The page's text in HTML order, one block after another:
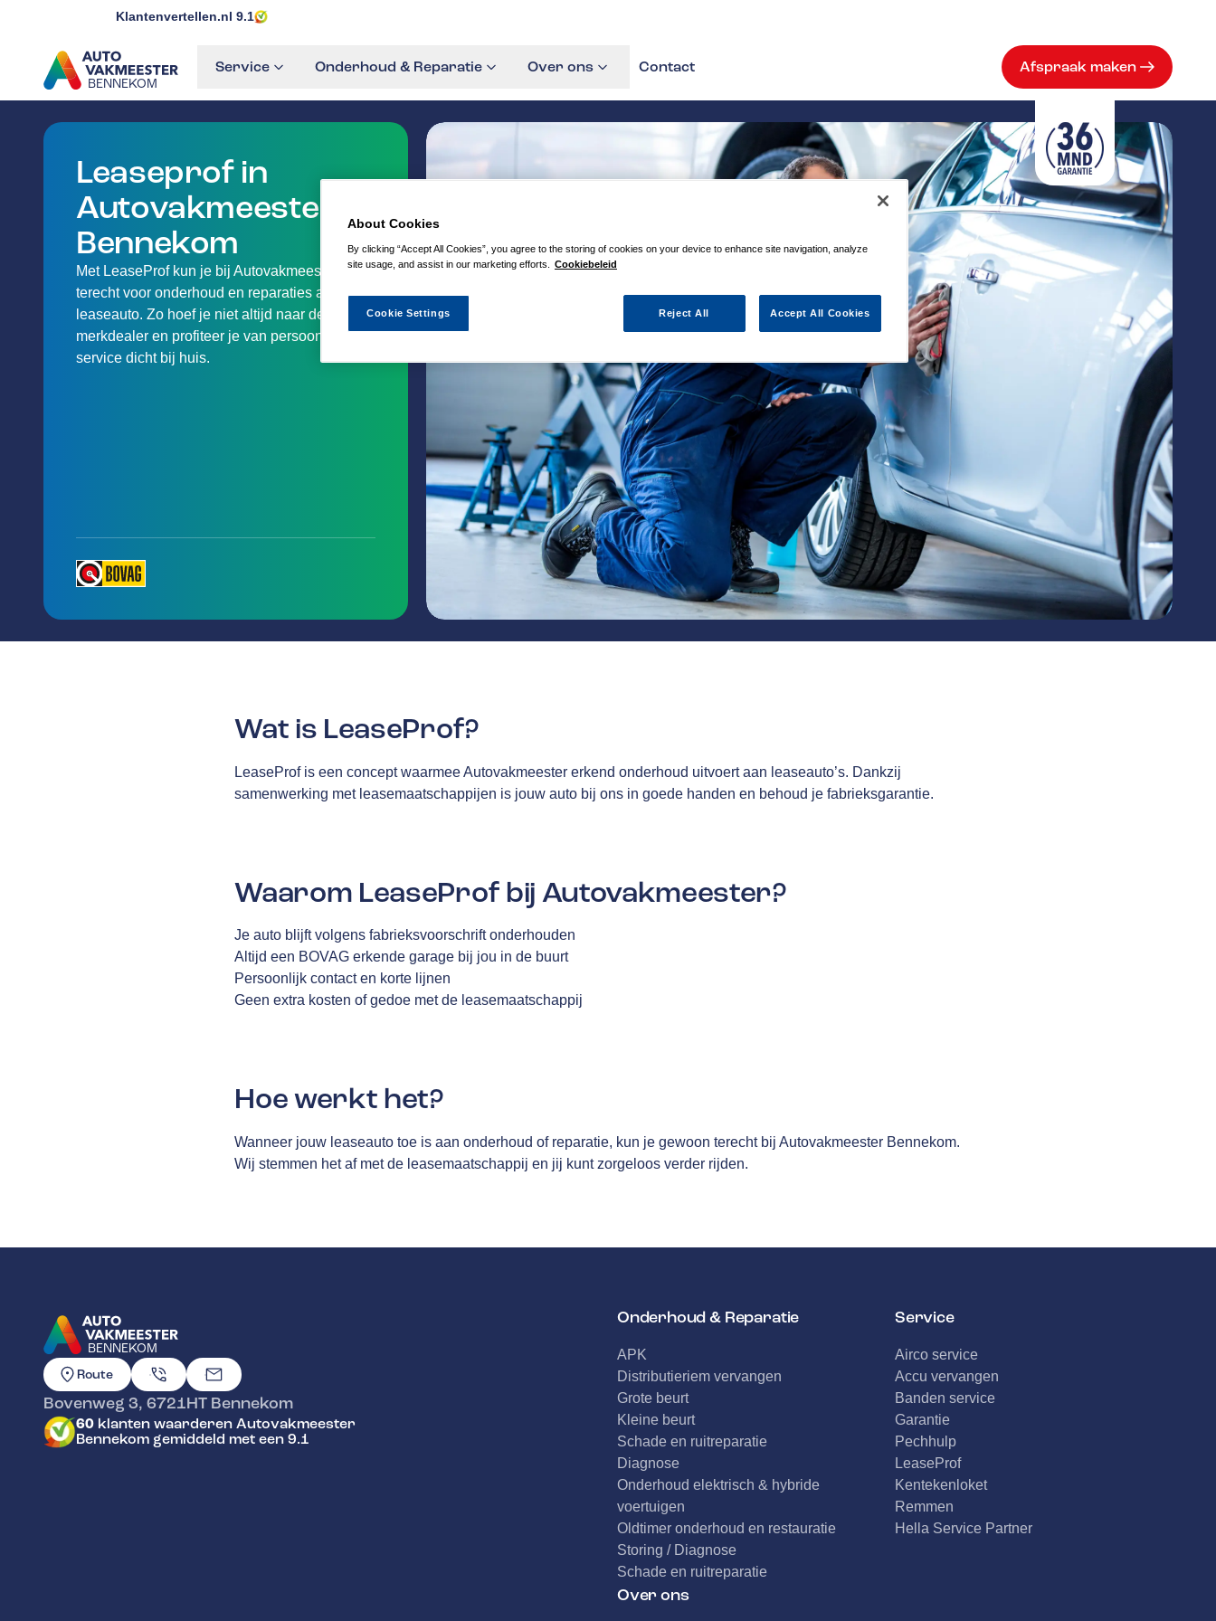
Klantenvertellen.nl 9.1
BENNEKOM
GA NAAR DE HOMEPAGINA
Service Onderhoud & Reparatie Over ons Contact Afspraak maken
Leaseprof in
Autovakmeester
Bennekom
Met LeaseProf kun je bij Autovakmeester
terecht voor onderhoud en reparaties aan je
leaseauto. Zo hoef je niet altijd naar de
merkdealer en profiteer je van persoonlijke
service dicht bij huis.
Wat is LeaseProf?
LeaseProf is een concept waarmee Autovakmeester erkend onderhoud uitvoert aan leaseauto’s. Dankzij
samenwerking met leasemaatschappijen is jouw auto bij ons in goede handen en behoud je fabrieksgarantie.
Waarom LeaseProf bij Autovakmeester?
Je auto blijft volgens fabrieksvoorschrift onderhouden
Altijd een BOVAG erkende garage bij jou in de buurt
Persoonlijk contact en korte lijnen
Geen extra kosten of gedoe met de leasemaatschappij
Hoe werkt het?
Wanneer jouw leaseauto toe is aan onderhoud of reparatie, kun je gewoon terecht bij Autovakmeester Bennekom.
Wij stemmen het af met de leasemaatschappij en jij kunt zorgeloos verder rijden.
BENNEKOM
GA NAAR DE HOMEPAGINA
Route
Bovenweg 3, 6721HT Bennekom
60 klanten waarderen Autovakmeester
Bennekom gemiddeld met een 9.1
Onderhoud & Reparatie
APK
Distributieriem vervangen
Grote beurt
Kleine beurt
Schade en ruitreparatie
Diagnose
Onderhoud elektrisch & hybride
voertuigen
Oldtimer onderhoud en restauratie
Storing / Diagnose
Schade en ruitreparatie
Service
Airco service
Accu vervangen
Banden service
Garantie
Pechhulp
LeaseProf
Kentekenloket
Remmen
Hella Service Partner
Over ons
About Cookies
By clicking “Accept All Cookies”, you agree to the storing of cookies on your device to enhance site navigation, analyze
site usage, and assist in our marketing efforts.
Cookiebeleid
Reject All Accept All Cookies
Cookie Settings